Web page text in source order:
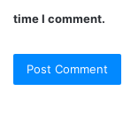
time I comment.